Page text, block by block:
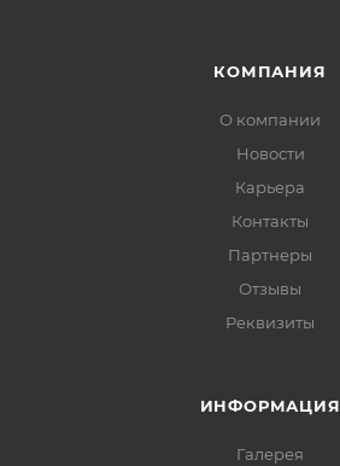
КОМПАНИЯ
О компании
Новости
Карьера
Контакты
Партнеры
Отзывы
Реквизиты
ИНФОРМАЦИЯ
Галерея